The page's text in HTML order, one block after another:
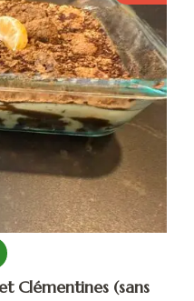
Clémentines (sans